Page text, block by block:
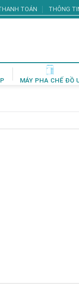
TOÁN THÔNG
MÁY PHA CHẾ ĐỒ